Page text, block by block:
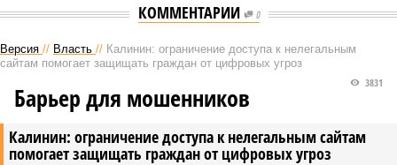
КОММЕНТАРИИ 0
Версия // Власть // Калинин: ограничение доступа к нелегальным
сайтам помогает защищать граждан от цифровых угроз
Калинин: ограничение доступа к нелегальным сайтам
помогает защищать граждан от цифровых угроз
3831
Барьер для мошенников